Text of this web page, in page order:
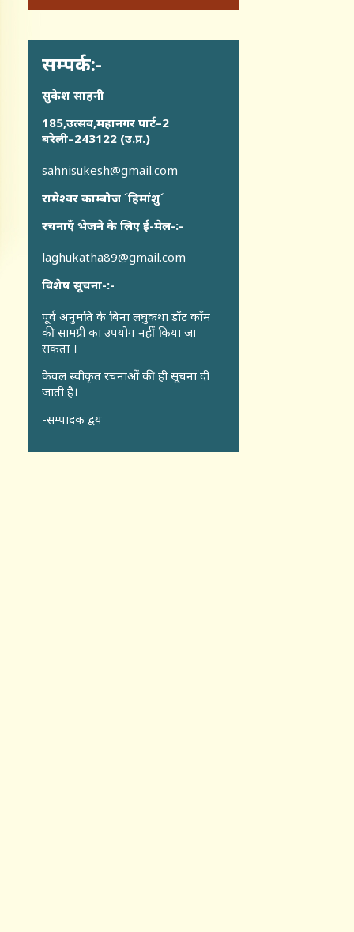
सम्पर्क:-
सुकेश साहनी
185,उत्सव,महानगर पार्ट–2
बरेली–243122 (उ.प्र.)
sahnisukesh@gmail.com
रामेश्वर काम्बोज ´हिमांशु´
रचनाएँ भेजने के लिए ई-मेल-:-
laghukatha89@gmail.com
विशेष सूचना-:-
पूर्व अनुमति के बिना लघुकथा डॉट कॉंम
की सामग्री का उपयोग नहीं किया जा
सकता ।
केवल स्वीकृत रचनाओं की ही सूचना दी
जाती है।
-सम्पादक द्वय